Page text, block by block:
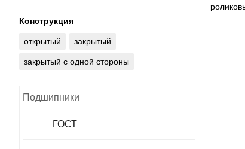
Конструкция
открытый закрытый
закрытый с одной стороны
Подшипники
ГОСТ